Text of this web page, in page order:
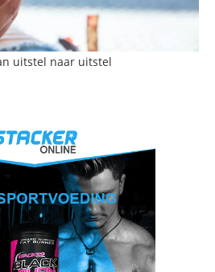
uitstel naar uitstel